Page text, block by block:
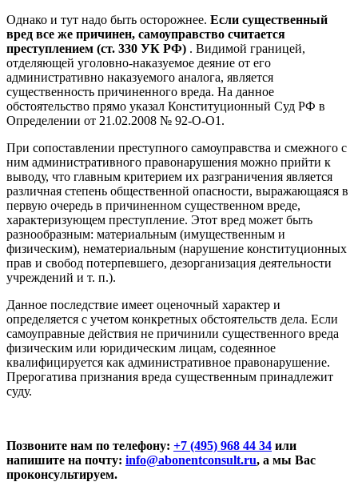
Однако и тут надо быть осторожнее. Если существенный
вред все же причинен, самоуправство считается
преступлением (ст. 330 УК РФ) . Видимой границей,
отделяющей уголовно-наказуемое деяние от его
административно наказуемого аналога, является
существенность причиненного вреда. На данное
обстоятельство прямо указал Конституционный Суд РФ в
Определении от 21.02.2008 № 92-О-О1.
При сопоставлении преступного самоуправства и смежного с
ним административного правонарушения можно прийти к
выводу, что главным критерием их разграничения является
различная степень общественной опасности, выражающаяся в
первую очередь в причиненном существенном вреде,
характеризующем преступление. Этот вред может быть
разнообразным: материальным (имущественным и
физическим), нематериальным (нарушение конституционных
прав и свобод потерпевшего, дезорганизация деятельности
учреждений и т. п.).
Данное последствие имеет оценочный характер и
определяется с учетом конкретных обстоятельств дела. Если
самоуправные действия не причинили существенного вреда
физическим или юридическим лицам, содеянное
квалифицируется как административное правонарушение.
Прерогатива признания вреда существенным принадлежит
суду.
Позвоните нам по телефону: +7 (495) 968 44 34 или
напишите на почту: info@abonentconsult.ru, а мы Вас
проконсультируем.